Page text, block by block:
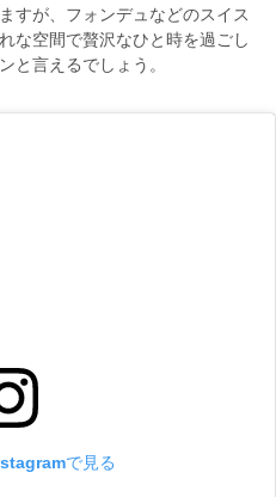
すが、フォンデュなどのスイス
な空間で贅沢なひと時を過ごし
と言えるでしょう。
で見る